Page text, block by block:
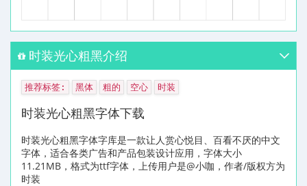
时装光心粗黑介绍
推荐标签: 黑体 粗的 空心 时装
时装光心粗黑字体下载
时装光心粗黑字体字库是一款让人赏心悦目、百看不厌的中文
字体，适合各类广告和产品包装设计应用，字体大小
11.21MB，格式为ttf字体，上传用户是@小咖，作者/版权方为
时装